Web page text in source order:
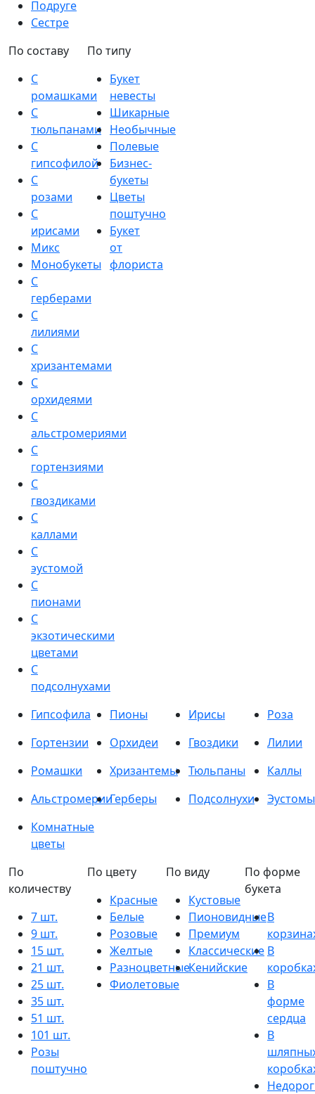
Подруге
Сестре
По составу
С
ромашками
С
тюльпанами
С
гипсофилой
С
розами
С
ирисами
Микс
Монобукеты
С
герберами
С
лилиями
С
хризантемами
С
орхидеями
С
альстромериями
С
гортензиями
С
гвоздиками
С
каллами
С
эустомой
С
пионами
С
экзотическими
цветами
С
подсолнухами
По типу
Букет
невесты
Шикарные
Необычные
Полевые
Бизнес-
букеты
Цветы
поштучно
Букет
от
флориста
Гипсофила Пионы Ирисы
Роза
Гортензии
Орхидеи Гвоздики
Лилии
Ромашки
Хризантемы Тюльпаны
Каллы
АльстромерииГерберы Подсолнухи
Эустомы
Комнатные
цветы
По
количеству
7 шт.
9 шт.
15 шт.
21 шт.
25 шт.
35 шт.
51 шт.
101 шт.
Розы
поштучно
По цвету
Красные
Белые
Розовые
Желтые
Разноцветные
Фиолетовые
По виду
Кустовые
Пионовидные
Премиум
Классические
Кенийские
По форме
букета
В
В
В
форме
сердца
В